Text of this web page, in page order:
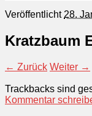
Veröffentlicht 28.
Kratzbaum
← Zurück Weiter →
Trackbacks sind
Kommentar